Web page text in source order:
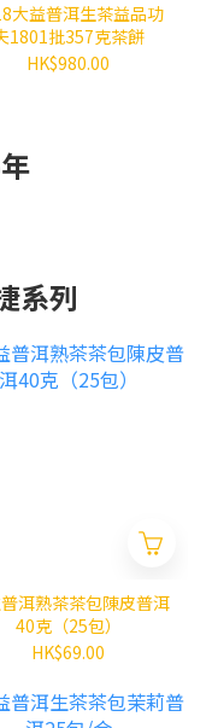
大益普洱生茶益品功
1801批357克茶餅
HK$980.00
系列
洱熟茶茶包陳皮普洱
40克（25包）
HK$69.00